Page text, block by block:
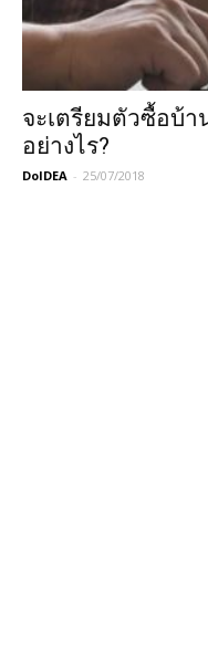
จะเตรียมตัวซื้อบ้
อย่างไร?
DoIDEA - 25/07/2018